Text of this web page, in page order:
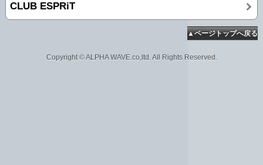
CLUB ESPRiT
▲ページトップへ戻る
Copyright © ALPHA WAVE.co,ltd. All Rights Reserved.